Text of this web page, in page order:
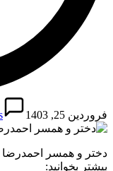
فروردین 25, 1403
دختر و همسر احمدرضا
بیشتر بخوانید: